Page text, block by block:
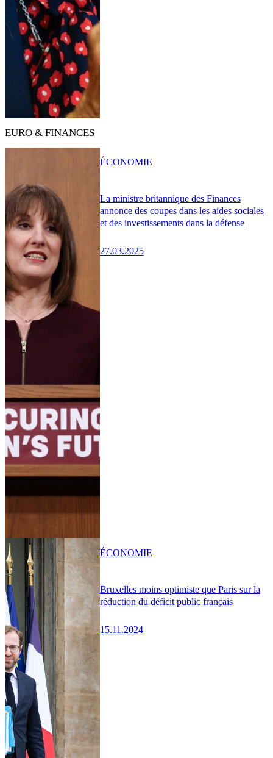
EURO & FINANCES
La ministre britannique des Finances
annonce des coupes dans les aides sociales
et des investissements dans la défense
27.03.2025
ÉCONOMIE
Bruxelles moins optimiste que Paris sur la
réduction du déficit public français
15.11.2024
ÉCONOMIE